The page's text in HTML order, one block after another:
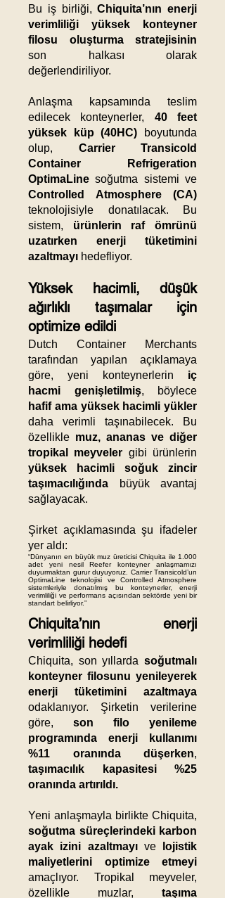
Bu iş birliği,Chiquita’nın enerji
verimliliği yüksek konteyner
filosu oluşturma stratejisinin
son halkası olarak
değerlendiriliyor.
Anlaşma kapsamında teslim
edilecek konteynerler, 40 feet
yüksek küp (40HC) boyutunda
olup, Carrier Transicold
Container Refrigeration
OptimaLine soğutma sistemi ve
Controlled Atmosphere (CA)
teknolojisiyle donatılacak. Bu
sistem, ürünlerin raf ömrünü
uzatırken enerji tüketimini
azaltmayı hedefliyor.
Yüksek hacimli, düşük
ağırlıklı taşımalar için
optimize edildi
Dutch Container Merchants
tarafından yapılan açıklamaya
göre, yeni konteynerlerin iç
hacmi genişletilmiş, böylece
hafif ama yüksek hacimli yükler
daha verimli taşınabilecek. Bu
özellikle muz, ananas ve diğer
tropikal meyveler gibi ürünlerin
yüksek hacimli soğuk zincir
taşımacılığında büyük avantaj
sağlayacak.
Şirket açıklamasında şu ifadeler
yer aldı:
“Dünyanın en büyük muz üreticisi Chiquita ile 1.000
adet yeni nesil Reefer konteyner anlaşmamızı
duyurmaktan gurur duyuyoruz. Carrier Transicold’un
OptimaLine teknolojisi ve Controlled Atmosphere
sistemleriyle donatılmış bu konteynerler, enerji
verimliliği ve performans açısından sektörde yeni bir
standart belirliyor.”
Chiquita’nın enerji
verimliliği hedefi
Chiquita, son yıllarda soğutmalı
konteyner filosunu yenileyerek
enerji tüketimini azaltmaya
odaklanıyor. Şirketin verilerine
göre, son filo yenileme
programında enerji kullanımı
%11 oranında düşerken,
taşımacılık kapasitesi %25
oranında artırıldı.
Yeni anlaşmayla birlikte Chiquita,
soğutma süreçlerindeki karbon
ayak izini azaltmayıve lojistik
maliyetlerini optimize etmeyi
amaçlıyor. Tropikal meyveler,
özellikle muzlar, taşıma